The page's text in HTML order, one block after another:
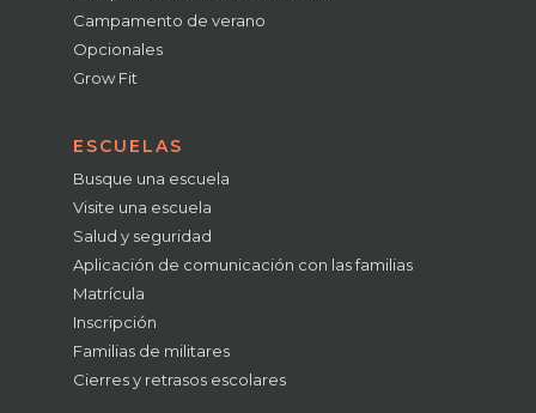
Campamento de verano
Opcionales
Grow Fit
ESCUELAS
Busque una escuela
Visite una escuela
Salud y seguridad
Aplicación de comunicación con las familias
Matrícula
Inscripción
Familias de militares
Cierres y retrasos escolares